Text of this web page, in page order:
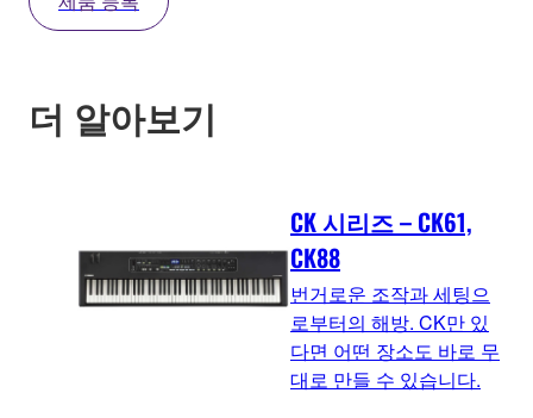
더 알아보기
CK 시리즈 – CK61,
CK88
번거로운 조작과 세팅으
로부터의 해방. CK만 있
다면 어떤 장소도 바로 무
대로 만들 수 있습니다.